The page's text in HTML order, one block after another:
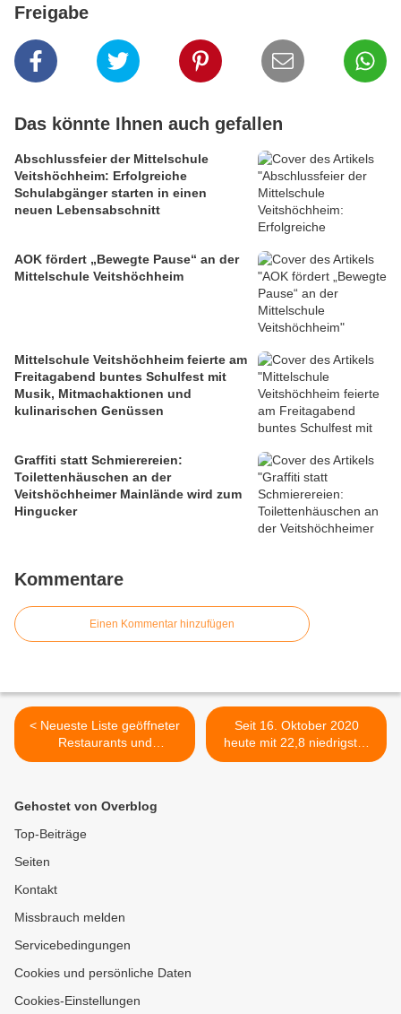
Freigabe
Das könnte Ihnen auch gefallen
Abschlussfeier der Mittelschule
Veitshöchheim: Erfolgreiche
Schulabgänger starten in einen
neuen Lebensabschnitt
AOK fördert „Bewegte Pause“ an der
Mittelschule Veitshöchheim
Mittelschule Veitshöchheim feierte am
Freitagabend buntes Schulfest mit
Musik, Mitmachaktionen und
kulinarischen Genüssen
Graffiti statt Schmierereien:
Toilettenhäuschen an der
Veitshöchheimer Mainlände wird zum
Hingucker
Kommentare
Einen Kommentar hinzufügen
< Neueste Liste geöffneter
Restaurants und
Einrichtungen: Es hat sich
getan
Seit 16. Oktober 2020
heute mit 22,8 niedrigster
Inzidenzwert im Landkreis
Gehostet von Overblog
Top-Beiträge
Seiten
Kontakt
Missbrauch melden
Servicebedingungen
Cookies und persönliche Daten
Cookies-Einstellungen